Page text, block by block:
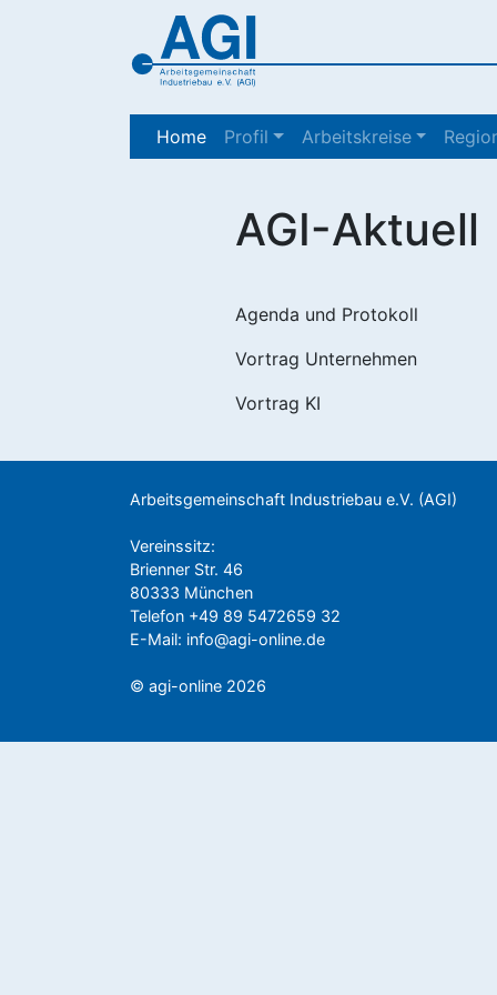
Home(current)
Profil Arbeitskreise
AGI-Aktuell
Agenda und Protokoll
Vortrag Unternehmen
Vortrag KI
Arbeitsgemeinschaft Industriebau e.V. (AGI)
Vereinssitz:
Brienner Str. 46
80333 München
Telefon +49 89 5472659 32
E-Mail: info@agi-online.de
© agi-online 2026